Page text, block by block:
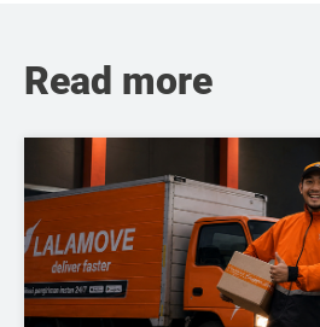
Read more